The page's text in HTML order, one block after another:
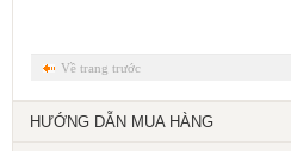
Về trang trước
HƯỚNG DẪN MUA HÀNG